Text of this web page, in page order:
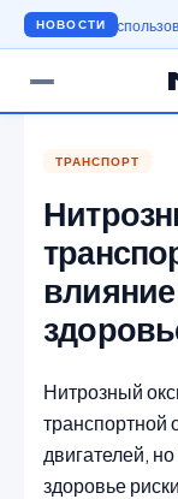
НОВОСТИ
использования
ТРАНСПОРТ
Нитрозный
транспортной
двигателей,
здоровье